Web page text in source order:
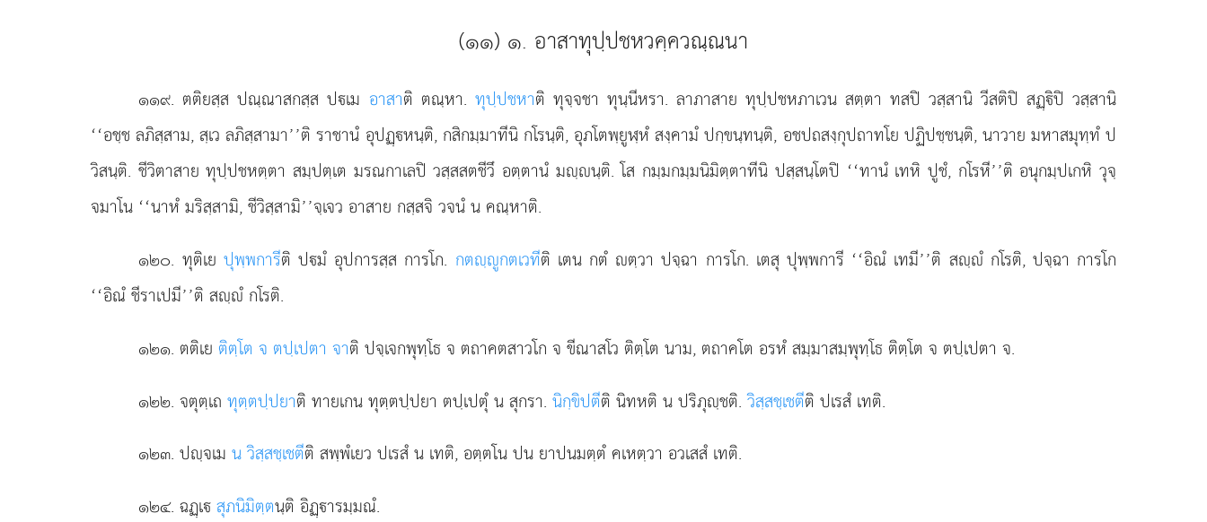
(๑๑) ๑. อาสาทุปฺปชหวคฺควณฺณนา
๑๑๙. ตติยสฺสปณฺณาสกสฺส ปเม อาสาติ ตณฺหา. ทุปฺปชหาติ ทุจฺจชา ทุนฺนีหรา. ลาภาสาย ทุปฺปชหภาเวน สตฺตา ทสปิ วสฺสานิ วีสติปิ สฏฺิปิ วสฺสานิ
‘‘อชฺช ลภิสฺสาม, สฺเว ลภิสฺสามา’’ติ ราชานํ อุปฏฺหนฺติ, กสิกมฺมาทีนิ กโรนฺติ, อุภโตพฺยูฬฺหํ สงฺคามํ ปกฺขนฺทนฺติ, อชปถสงฺกุปถาทโย ปฏิปชฺชนฺติ, นาวาย มหาสมุทฺทํ ป
วิสนฺติ. ชีวิตาสาย ทุปฺปชหตฺตา สมฺปตฺเต มรณกาเลปิ วสฺสสตชีวึ อตฺตานํ มฺนฺติ. โส กมฺมกมฺมนิมิตฺตาทีนิ ปสฺสนฺโตปิ ‘‘ทานํ เทหิ ปูชํ, กโรหี’’ติ อนุกมฺปเกหิ วุจฺ
จมาโน ‘‘นาหํ มริสฺสามิ, ชีวิสฺสามิ’’จฺเจว อาสาย กสฺสจิ วจนํ น คณฺหาติ.
๑๒๐. ทุติเย ปุพฺพการีติ ปมํ อุปการสฺส การโก. กตฺูกตเวทีติ เตน กตํ ตฺวา ปจฺฉา การโก. เตสุ ปุพฺพการี ‘‘อิณํ เทมี’’ติ สฺํ กโรติ, ปจฺฉา การโก
‘‘อิณํ ชีราเปมี’’ติ สฺํ กโรติ.
๑๒๑. ตติเย ติตฺโต จ ตปฺเปตา จาติ ปจฺเจกพุทฺโธ จ ตถาคตสาวโก จ ขีณาสโว ติตฺโต นาม, ตถาคโต อรหํ สมฺมาสมฺพุทฺโธ ติตฺโต จ ตปฺเปตา จ.
๑๒๒. จตุตฺเถทุตฺตปฺปยาติ ทายเกน ทุตฺตปฺปยา ตปฺเปตุํ น สุกรา.นิกฺขิปตีตินิทหติ น ปริภุฺชติ.วิสฺสชฺเชตีติ ปเรสํ เทติ.
๑๒๓. ปฺจเมน วิสฺสชฺเชตีติ สพฺพํเยว ปเรสํ น เทติ, อตฺตโน ปน ยาปนมตฺตํ คเหตฺวา อวเสสํ เทติ.
๑๒๔. ฉฏฺเสุภนิมิตฺตนฺติ อิฏฺารมฺมณํ.